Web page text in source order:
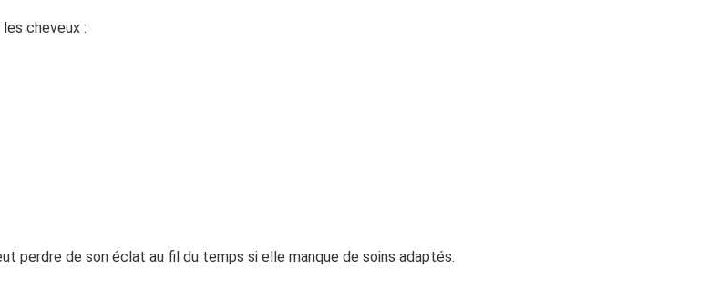
cheveux :
perdre de son éclat au fil du temps si elle manque de soins adaptés.